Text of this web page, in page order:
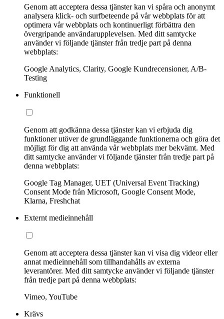
Genom att acceptera dessa tjänster kan vi spåra och anonymt
analysera klick- och surfbeteende på vår webbplats för att
optimera vår webbplats och kontinuerligt förbättra den
övergripande användarupplevelsen. Med ditt samtycke
använder vi följande tjänster från tredje part på denna
webbplats:
Google Analytics, Clarity, Google Kundrecensioner, A/B-
Testing
Funktionell
Genom att godkänna dessa tjänster kan vi erbjuda dig
funktioner utöver de grundläggande funktionerna och göra det
möjligt för dig att använda vår webbplats mer bekvämt. Med
ditt samtycke använder vi följande tjänster från tredje part på
denna webbplats:
Google Tag Manager, UET (Universal Event Tracking)
Consent Mode från Microsoft, Google Consent Mode,
Klarna, Freshchat
Externt medieinnehåll
Genom att acceptera dessa tjänster kan vi visa dig videor eller
annat medieinnehåll som tillhandahålls av externa
leverantörer. Med ditt samtycke använder vi följande tjänster
från tredje part på denna webbplats:
Vimeo, YouTube
Krävs